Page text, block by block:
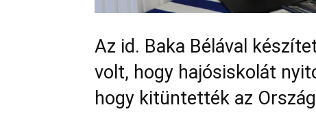
Az id. Baka Bélával
volt, hogy hajósiskolát
hogy kitüntették az